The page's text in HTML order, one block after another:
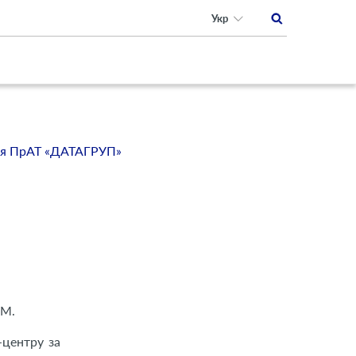
Укр
ПрАТ «ДАТАГРУП»
за